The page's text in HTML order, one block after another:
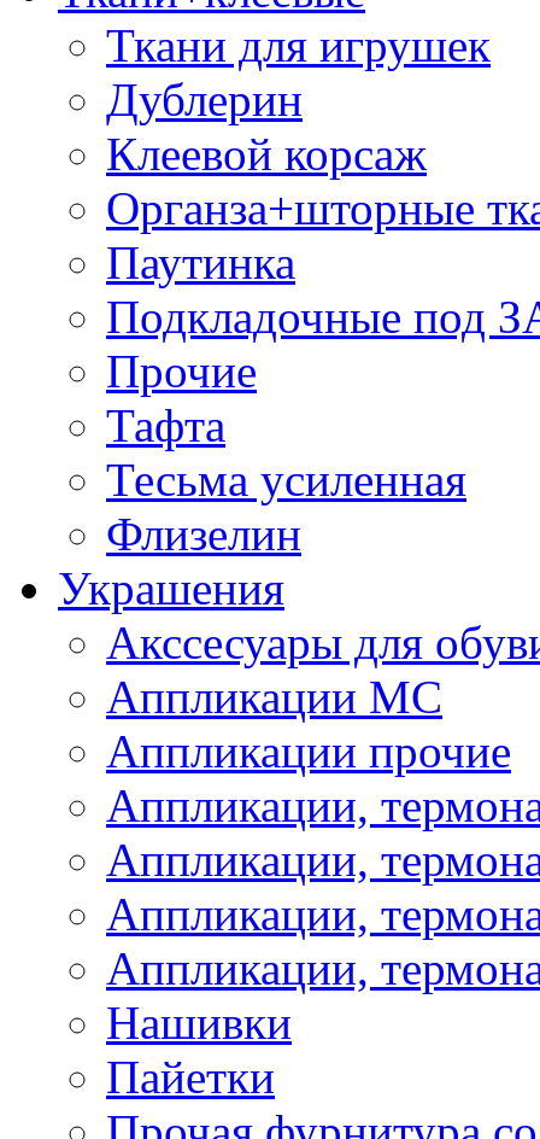
Ткани для игрушек
Дублерин
Клеевой корсаж
Органза+шторные
Паутинка
Подкладочные под
Прочие
Тафта
Тесьма усиленная
Флизелин
Украшения
Акссесуары для
Аппликации МС
Аппликации прочие
Аппликации,
Аппликации,
Аппликации,
Аппликации,
Нашивки
Пайетки